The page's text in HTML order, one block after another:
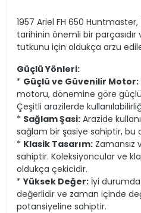
1957 Ariel FH 650
tarihinin önemli bir
tutkunu için oldukça arzu
Güçlü Yönleri:
* Güçlü ve Güvenilir Motor:
motoru, dönemine göre
Çeşitli arazilerde
* Sağlam Şasi: Arazide
sağlam bir şasiye sahiptir, bu
* Klasik Tasarım: Zamansız
sahiptir. Koleksiyoncular ve
oldukça çekicidir.
*Yüksek Değer: İyi
değerlidir ve zaman içinde
potansiyeline sahiptir.